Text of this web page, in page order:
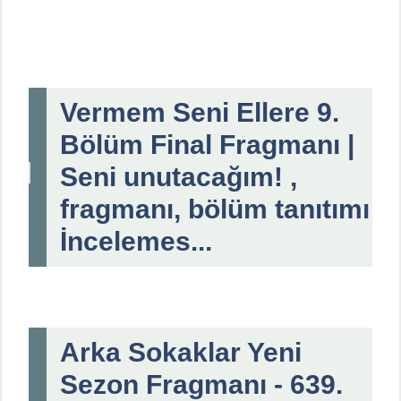
Vermem Seni Ellere 9.
Bölüm Final Fragmanı |
Seni unutacağım! ,
fragmanı, bölüm tanıtımı
İncelemes...
Arka Sokaklar Yeni
Sezon Fragmanı - 639.